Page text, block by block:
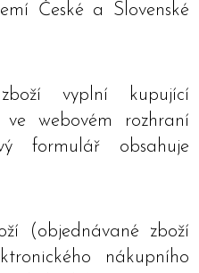
České a Slovenské
vyplní kupující
webovém rozhraní
formulář obsahuje
(objednávané zboží
nákupního